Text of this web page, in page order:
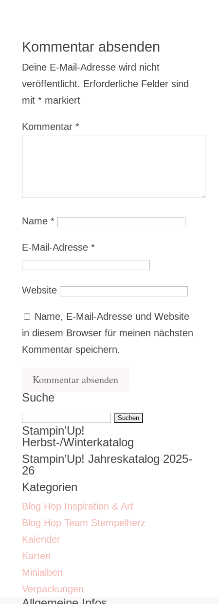
Kommentar absenden
Deine E-Mail-Adresse wird nicht
veröffentlicht. Erforderliche Felder sind
mit *markiert
Kommentar *
Name *
E-Mail-Adresse *
Website
Name, E-Mail-Adresse und Website
in diesem Browser für meinen nächsten
Kommentar speichern.
Suche
Suchen
nach:
Stampin’Up!
Herbst-/Winterkatalog
Stampin’Up! Jahreskatalog 2025-
26
Kategorien
Blog Hop Inspiration & Art
Blog Hop Team Stempelherz
Kalender
Karten
Minialben
Verpackungen